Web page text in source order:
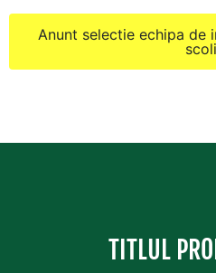
Anunt selectie echipa de
TITLUL